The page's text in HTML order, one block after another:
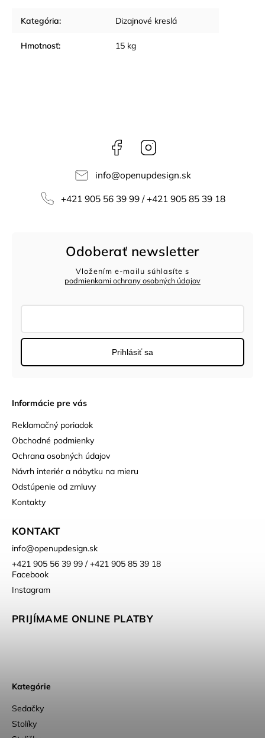
Kategória: Dizajnové kreslá
Hmotnosť: 15 kg
Facebook
info@openupdesign.sk
+421 905 56 39 99 / +421 905 85 39 18
Informácie pre vás
Reklamačný poriadok
Obchodné podmienky
Ochrana osobných údajov
Návrh interiér a nábytku na mieru
Odstúpenie od zmluvy
Kontakty
KONTAKT
info@openupdesign.sk
+421 905 56 39 99 / +421 905 85 39 18
Facebook
Instagram
PRIJÍMAME ONLINE PLATBY
Kategórie
Sedačky
Stolíky
Odoberať newsletter
Vložením e-mailu súhlasíte s
podmienkami ochrany osobných údajov
Prihlásiť sa